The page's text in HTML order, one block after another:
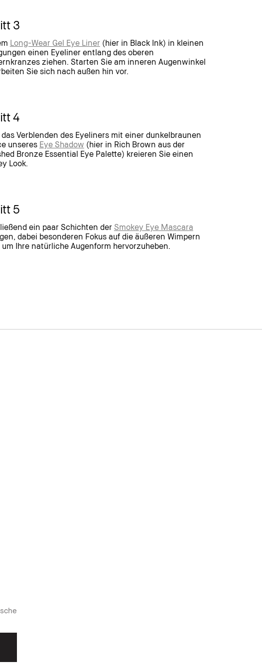
3
Long-Wear Gel Eye Liner (hier in Black Ink) in kleinen
einen Eyeliner entlang des oberen
ziehen. Starten Sie am inneren Augenwinkel
Sie sich nach außen hin vor.
4
das Verblenden des Eyeliners mit einer dunkelbraunen
unseres Eye Shadow (hier in Rich Brown aus der
Bronze Essential Eye Palette) kreieren Sie einen
Look.
5
ein paar Schichten der Smokey Eye Mascara
dabei besonderen Fokus auf die äußeren Wimpern
um Ihre natürliche Augenform hervorzuheben.